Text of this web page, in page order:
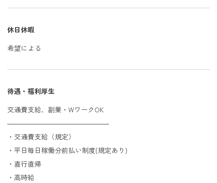
休日休暇
希望による
待遇・福利厚生
交通費支給、副業・WワークOK
―――――――――――――――
・交通費支給（規定）
・平日毎日稼働分前払い制度(規定あり)
・直行直帰
・高時給